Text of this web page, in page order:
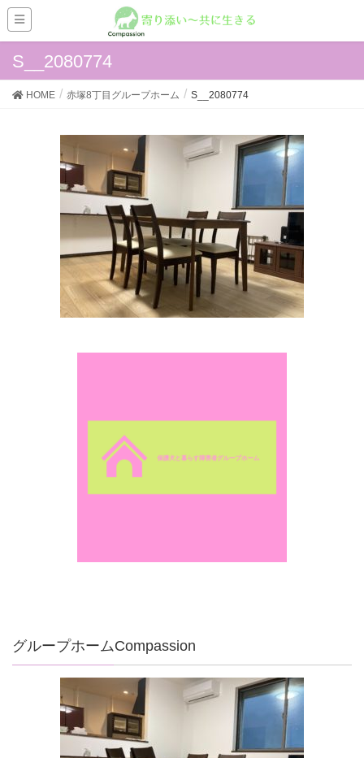
S__2080774
HOME 赤塚8丁目グループホーム S__2080774
グループホームCompassion